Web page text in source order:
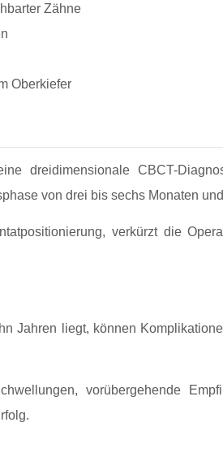
Zähne
Oberkiefer
dreidimensionale CBCT-
von drei bis sechs Monaten
verkürzt die
Jahren liegt, können
vorübergehende